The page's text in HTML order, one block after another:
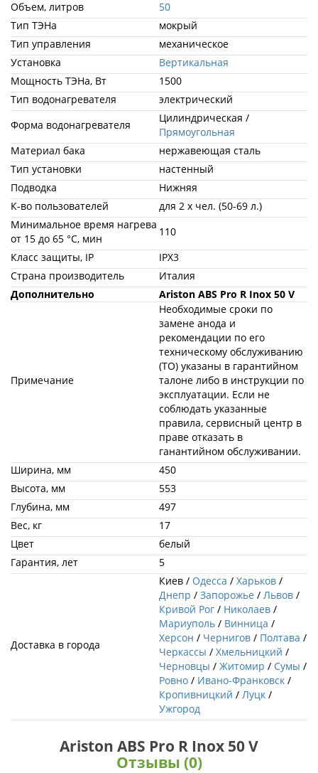
Объем, литров
50
Тип ТЭНа
мокрый
Тип управления
механическое
Установка
Вертикальная
Мощность ТЭНа, Вт
1500
Тип водонагревателя
электрический
Форма водонагревателя
Цилиндрическая /
Прямоугольная
Материал бака
нержавеющая сталь
Тип установки
настенный
Подводка
Нижняя
К-во пользователей
для 2 х чел. (50-69 л.)
Минимальное время нагрева
от 15 до 65 °С, мин
110
Класс защиты, IP
IPX3
Страна производитель
Италия
Дополнительно
Ariston ABS Pro R Inox 50 V
Примечание
Необходимые сроки по
замене анода и
рекомендации по его
техническому обслуживанию
(ТО) указаны в гарантийном
талоне либо в инструкции по
эксплуатации. Если не
соблюдать указанные
правила, сервисный центр в
праве отказать в
ганантийном обслуживании.
Ширина, мм
450
Высота, мм
553
Глубина, мм
497
Вес, кг
17
Цвет
белый
Гарантия, лет
5
Доставка в города
Киев / Одесса / Харьков /
Днепр / Запорожье / Львов /
Кривой Рог / Николаев /
Мариуполь / Винница /
Херсон / Чернигов / Полтава /
Черкассы / Хмельницкий /
Черновцы / Житомир / Сумы /
Ровно / Ивано-Франковск /
Кропивницкий / Луцк /
Ужгород
Ariston ABS Pro R Inox 50 V
Отзывы (0)